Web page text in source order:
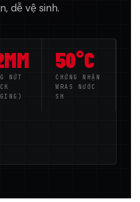
dễ vệ sinh.
NỨT
50°C
CHỨNG NHẬN
WRAS NƯỚC
SH